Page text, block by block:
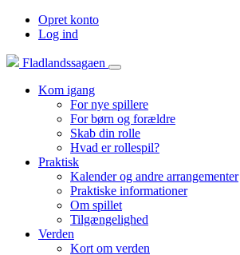
Opret konto
Log ind
Fladlandssagaen
Kom igang
For nye spillere
For børn og forældre
Skab din rolle
Hvad er rollespil?
Praktisk
Kalender og andre arrangementer
Praktiske informationer
Om spillet
Tilgængelighed
Verden
Kort om verden